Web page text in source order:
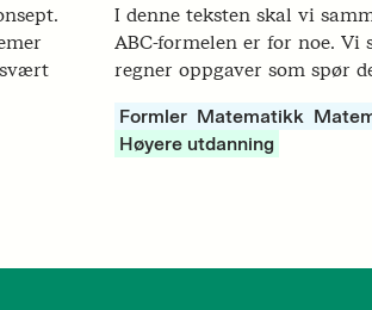
I denne teksten skal vi
ABC-formelen er for noe. Vi
regner oppgaver som spør
Formler Matematikk
Høyere utdanning